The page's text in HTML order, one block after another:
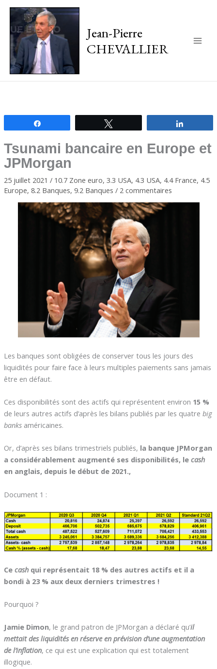
Jean-Pierre
CHEVALLIER
Tsunami bancaire en Europe et
JPMorgan
25 juillet 2021 / 10.7 Zone euro, 3.3 USA, 4.3 USA, 4.4 France, 4.5
Europe, 8.2 Banques, 9.2 Banques / 2 commentaires
Les banques sont obligées de conserver tous les jours des
liquidités pour faire face à leurs multiples paiements sans jamais
être en défaut.
Ces disponibilités sont des actifs qui représentent environ 15 %
de leurs autres actifs d’après les bilans publiés par les quatre big
banks américaines.
Or, d’après ses bilans trimestriels publiés, la banque JPMorgan
a considérablement augmenté ses disponibilités, le cash
en anglais, depuis le début de 2021.,
Document 1 :
Ce cash qui représentait 18 % des autres actifs et il a
bondi à 23 % aux deux derniers trimestres !
Pourquoi ?
Jamie Dimon, le grand patron de JPMorgan a déclaré qu’il
mettait des liquidités en réserve en prévision d’une augmentation
de l’inflation, ce qui est une explication qui est totalement
illogique.